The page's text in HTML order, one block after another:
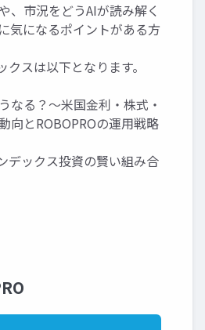
、市況をどうAIが読み解く
気になるポイントがある方
スは以下となります。
なる？～米国金利・株式・
向とROBOPROの運用戦略
デックス投資の賢い組み合